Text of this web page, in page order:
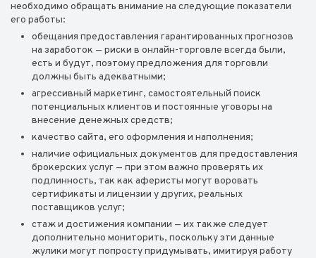
необходимо обращать внимание на следующие показатели
его работы:
обещания предоставления гарантированных прогнозов
на заработок — риски в онлайн-торговле всегда были,
есть и будут, поэтому предложения для торговли
должны быть адекватными;
агрессивный маркетинг, самостоятельный поиск
потенциальных клиентов и постоянные уговоры на
внесение денежных средств;
качество сайта, его оформления и наполнения;
наличие официальных документов для предоставления
брокерских услуг — при этом важно проверять их
подлинность, так как аферисты могут воровать
сертификаты и лицензии у других, реальных
поставщиков услуг;
стаж и достижения компании — их также следует
дополнительно мониторить, поскольку эти данные
жулики могут попросту придумывать, имитируя работу